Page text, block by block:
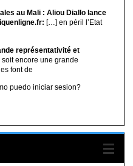
au Mali : Aliou Diallo lance
[…] en péril l’Etat
représentativité et
encore une grande
font de
puedo iniciar sesion?